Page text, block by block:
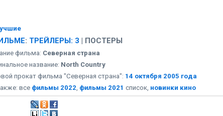
: ТРЕЙЛЕРЫ: 3 | ПОСТЕРЫ
фильма: Северная страна
название: North Country
прокат фильма "Северная страна": 14 октября 2005 года
все фильмы 2022, фильмы 2021 список, новинки кино